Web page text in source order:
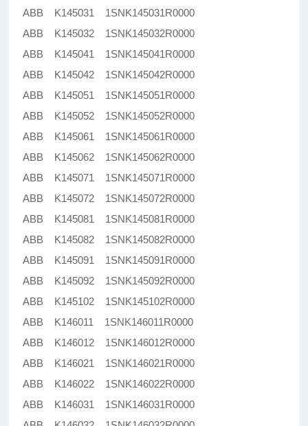
ABB K145031 1SNK145031R0000
ABB K145032 1SNK145032R0000
ABB K145041 1SNK145041R0000
ABB K145042 1SNK145042R0000
ABB K145051 1SNK145051R0000
ABB K145052 1SNK145052R0000
ABB K145061 1SNK145061R0000
ABB K145062 1SNK145062R0000
ABB K145071 1SNK145071R0000
ABB K145072 1SNK145072R0000
ABB K145081 1SNK145081R0000
ABB K145082 1SNK145082R0000
ABB K145091 1SNK145091R0000
ABB K145092 1SNK145092R0000
ABB K145102 1SNK145102R0000
ABB K146011 1SNK146011R0000
ABB K146012 1SNK146012R0000
ABB K146021 1SNK146021R0000
ABB K146022 1SNK146022R0000
ABB K146031 1SNK146031R0000